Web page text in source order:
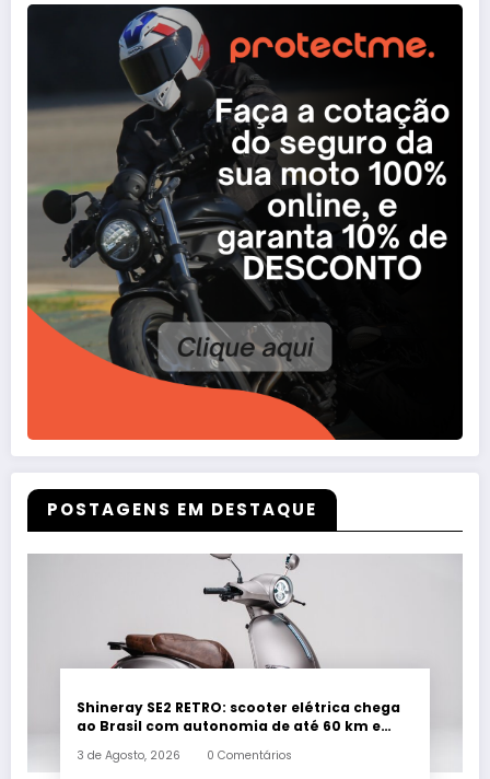
POSTAGENS EM DESTAQUE
Shineray SE2 RETRO: scooter elétrica chega
ao Brasil com autonomia de até 60 km e
3 de Agosto, 2026 0 Comentários